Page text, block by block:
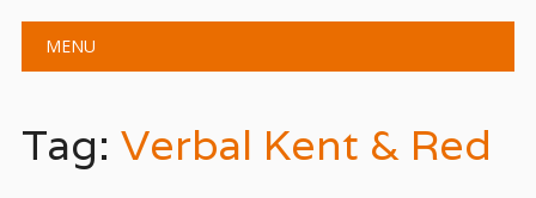
Main menu
MENU
Tag: Verbal Kent & Red